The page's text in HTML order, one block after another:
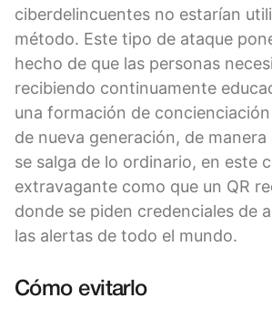
ciberdelincuentes no estarían
método. Este tipo de ataque
hecho de que las personas
recibiendo continuamente
una formación de
de nueva generación, de
se salga de lo ordinario, en este
extravagante como que un QR
donde se piden credenciales de
las alertas de todo el mundo.
Cómo evitarlo